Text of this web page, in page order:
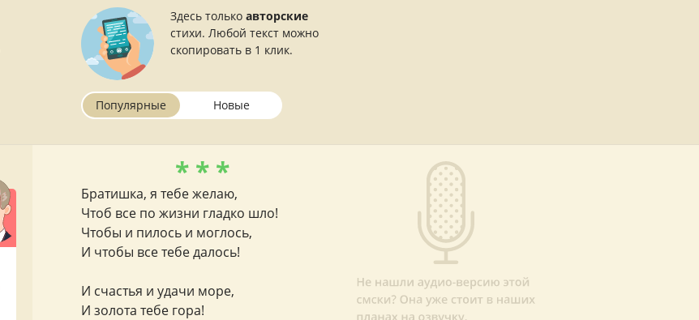
Здесь только авторские
стихи. Любой текст можно
скопировать в 1 клик.
Популярные Новые
* * *
Братишка, я тебе желаю,
Чтоб все по жизни гладко шло!
Чтобы и пилось и моглось,
И чтобы все тебе далось!
И счастья и удачи море,
И золота тебе гора!